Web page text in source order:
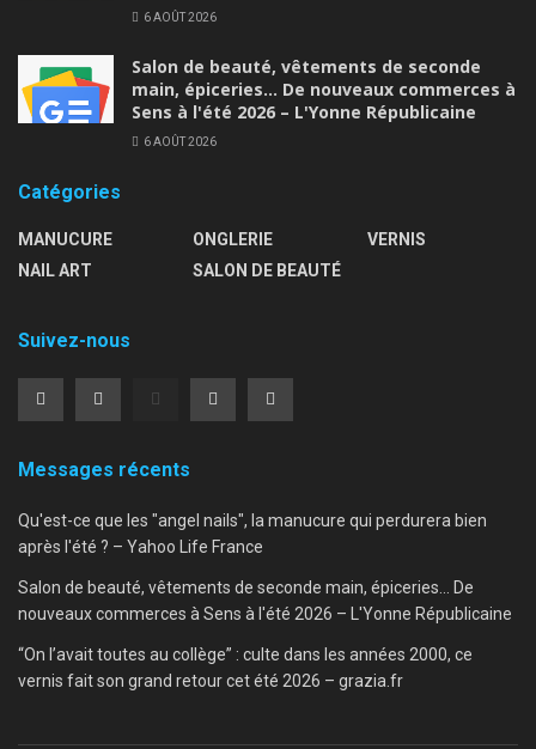
6 AOÛT 2026
Salon de beauté, vêtements de seconde
main, épiceries… De nouveaux commerces à
Sens à l'été 2026 – L'Yonne Républicaine
6 AOÛT 2026
Catégories
MANUCURE
NAIL ART
ONGLERIE
SALON DE BEAUTÉ
VERNIS
Suivez-nous
Messages récents
Qu'est-ce que les "angel nails", la manucure qui perdurera bien
après l'été ? – Yahoo Life France
Salon de beauté, vêtements de seconde main, épiceries… De
nouveaux commerces à Sens à l'été 2026 – L'Yonne Républicaine
“On l’avait toutes au collège” : culte dans les années 2000, ce
vernis fait son grand retour cet été 2026 – grazia.fr